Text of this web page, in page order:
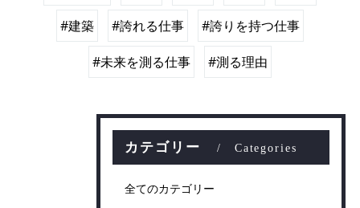
#建築 #誇れる仕事 #誇りを持つ仕事
#未来を測る仕事 #測る理由
カテゴリー Categories
全てのカテゴリー